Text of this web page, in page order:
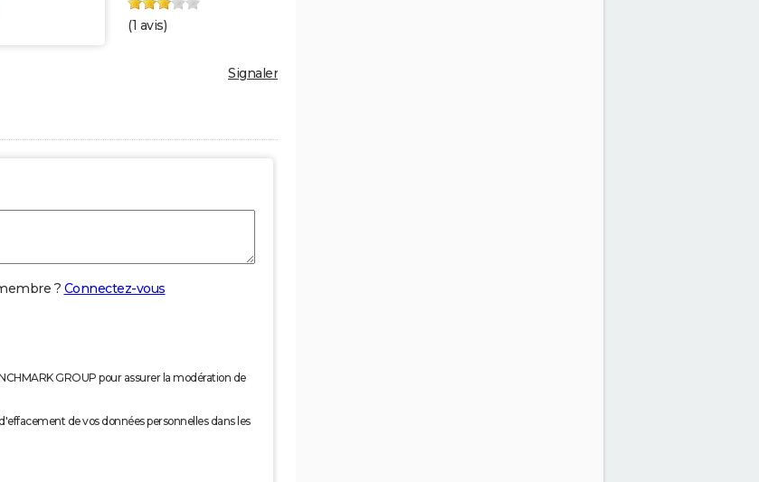
(1 avis)
Signaler
? Connectez-vous
GROUP pour assurer la modération de
de vos données personnelles dans les